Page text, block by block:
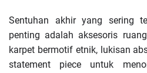
Sentuhan akhir yang sering
penting adalah aksesoris
karpet bermotif etnik, lukisan
statement piece untuk